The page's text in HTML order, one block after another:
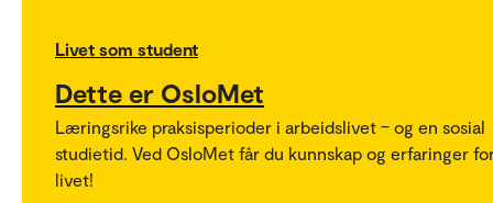
Livet som student
Dette er OsloMet
Læringsrike praksisperioder i arbeidslivet – og en sosial
studietid. Ved OsloMet får du kunnskap og erfaringer
livet!